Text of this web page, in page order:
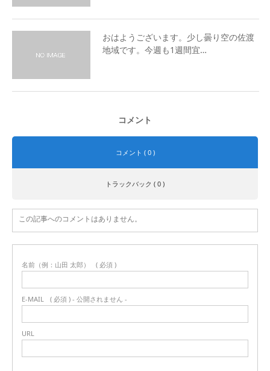
おはようございます。少し曇り空の佐渡
地域です。今週も1週間宜…
コメント
コメント ( 0 )
トラックバック ( 0 )
この記事へのコメントはありません。
名前（例：山田 太郎） ( 必須 )
E-MAIL ( 必須 ) - 公開されません -
URL